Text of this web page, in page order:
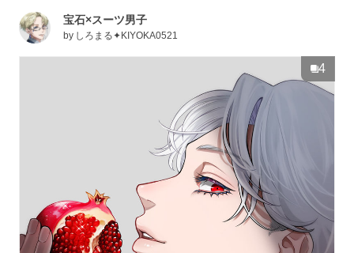
宝石×スーツ男子
by しろまる✦KIYOKA0521
4